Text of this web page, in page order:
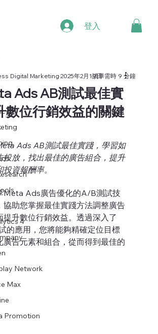
登入
4
Network
Max
Promotion
Ads AB測試最佳實
數位行銷效益的關鍵
Digital Marketing2025年2月19日讀畢需時 9 分鐘
Ads AB測試最佳實踐，學習如
投放，找出最佳的廣告組合，提升
資報酬率。
Meta Ads廣告優化的A/B測試技
協助您掌握最佳實踐方法調整廣告
提升數位行銷效益。透過深入了
的應用，您將能夠精確定位目標
廣告元素和組合，從而得到最佳的